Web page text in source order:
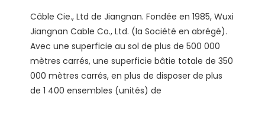
Câble Cie., Ltd de Jiangnan. Fondée en 1985, Wuxi
Jiangnan Cable Co., Ltd. (la Société en abrégé).
Avec une superficie au sol de plus de 500 000
mètres carrés, une superficie bâtie totale de 350
000 mètres carrés, en plus de disposer de plus